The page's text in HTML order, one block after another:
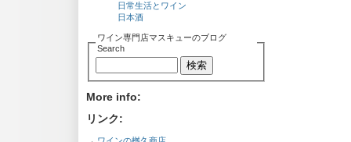
日常生活とワイン
日本酒
ワイン専門店マスキューのブログ
Search
More info:
リンク:
→ ワインの桝久商店